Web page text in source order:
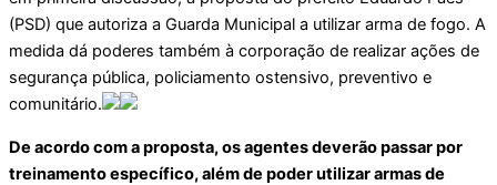
(PSD) que autoriza a Guarda Municipal a utilizar arma de fogo. A
medida dá poderes também à corporação de realizar ações de
segurança pública, policiamento ostensivo, preventivo e
comunitário.
De acordo com a proposta, os agentes deverão passar por
treinamento específico, além de poder utilizar armas de